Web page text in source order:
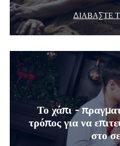
ΔΙΑΒΆΣΤΕ
Το χάπι -
τρόπος για να
στο